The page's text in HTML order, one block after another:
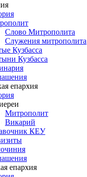
Слово Митрополита
Служения митрополита
Кузбасса
Кузбасса
епархия
Митрополит
Викарий
КЕУ
епархия